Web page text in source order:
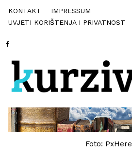
KONTAKT
IMPRESSUM
UVJETI KORIŠTENJA I PRIVATNOST
Foto: PxHere